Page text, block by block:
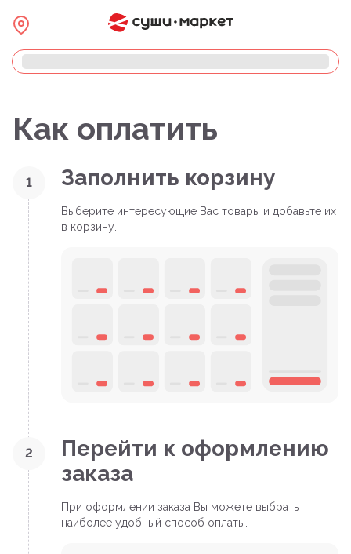
Как оплатить
1 Заполнить корзину
Выберите интересующие Вас товары и добавьте их
в корзину.
2
Перейти к оформлению
заказа
При оформлении заказа Вы можете выбрать
наиболее удобный способ оплаты.